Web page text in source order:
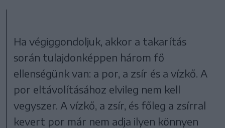
Ha végiggondoljuk, akkor a takarítás
során tulajdonképpen három fő
ellenségünk van: a por, a zsír és a vízkő. A
por eltávolításához elvileg nem kell
vegyszer. A vízkő, a zsír, és főleg a zsírral
kevert por már nem adja ilyen könnyen